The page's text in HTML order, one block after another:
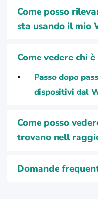
Come posso
sta usando il mio
Come vedere chi
Passo dopo
dispositivi dal
Come posso
trovano nell
Domande